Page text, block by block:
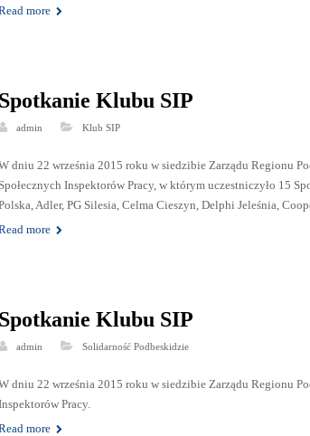
more
Spotkanie Klubu SIP
admin Klub SIP
dniu 22 września 2015 roku w siedzibie Zarządu Regionu
Społecznych Inspektorów Pracy, w którym uczestniczyło 15
Adler, PG Silesia, Celma Cieszyn, Delphi Jeleśnia,
more
Spotkanie Klubu SIP
admin Solidarność Podbeskidzie
dniu 22 września 2015 roku w siedzibie Zarządu Regionu
Pracy.
more